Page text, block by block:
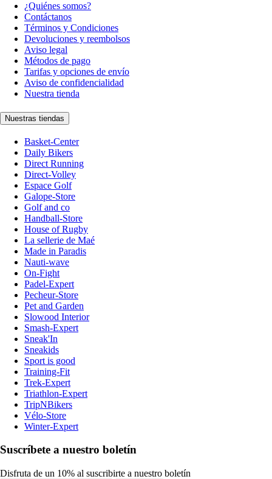
¿Quiénes somos?
Contáctanos
Términos y Condiciones
Devoluciones y reembolsos
Aviso legal
Métodos de pago
Tarifas y opciones de envío
Aviso de confidencialidad
Nuestra tienda
Nuestras tiendas
Basket-Center
Daily Bikers
Direct Running
Direct-Volley
Espace Golf
Galope-Store
Golf and co
Handball-Store
House of Rugby
La sellerie de Maé
Made in Paradis
Nauti-wave
On-Fight
Padel-Expert
Pecheur-Store
Pet and Garden
Slowood Interior
Smash-Expert
Sneak'In
Sneakids
Sport is good
Training-Fit
Trek-Expert
Triathlon-Expert
TripNBikers
Vélo-Store
Winter-Expert
Suscríbete a nuestro boletín
Disfruta de un 10% al suscribirte a nuestro boletín